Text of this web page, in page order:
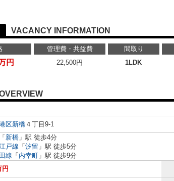
VACANCY INFORMATION
管理費・共益費 間取り
円 22,500円 1LDK
区新橋 ４丁目9-1
「 新橋 」駅 徒歩4分
戸線 「 汐留 」駅 徒歩5分
線 「 内幸町 」駅 徒歩9分
円